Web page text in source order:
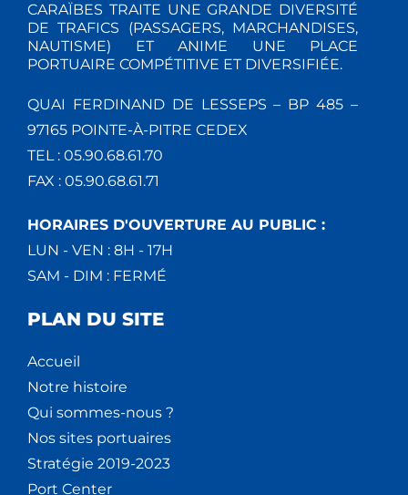
CARAÏBES TRAITE UNE GRANDE DIVERSITÉ
DE TRAFICS (PASSAGERS, MARCHANDISES,
NAUTISME) ET ANIME UNE PLACE
PORTUAIRE COMPÉTITIVE ET DIVERSIFIÉE.
QUAI FERDINAND DE LESSEPS – BP 485 –
97165 POINTE-À-PITRE CEDEX
TEL : 05.90.68.61.70
FAX : 05.90.68.61.71
HORAIRES D'OUVERTURE AU PUBLIC :
LUN - VEN : 8H - 17H
SAM - DIM : FERMÉ
PLAN DU SITE
Accueil
Notre histoire
Qui sommes-nous ?
Nos sites portuaires
Stratégie 2019-2023
Port Center